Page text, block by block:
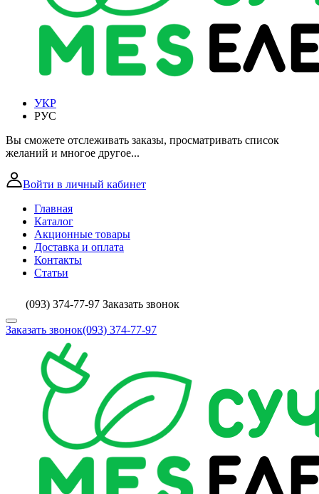
УКР
РУС
Вы сможете отслеживать заказы, просматривать список
желаний и многое другое...
Войти в личный кабинет
Главная
Каталог
Акционные товары
Доставка и оплата
Контакты
Статьи
(093) 374-77-97 Заказать звонок
Заказать звонок(093) 374-77-97